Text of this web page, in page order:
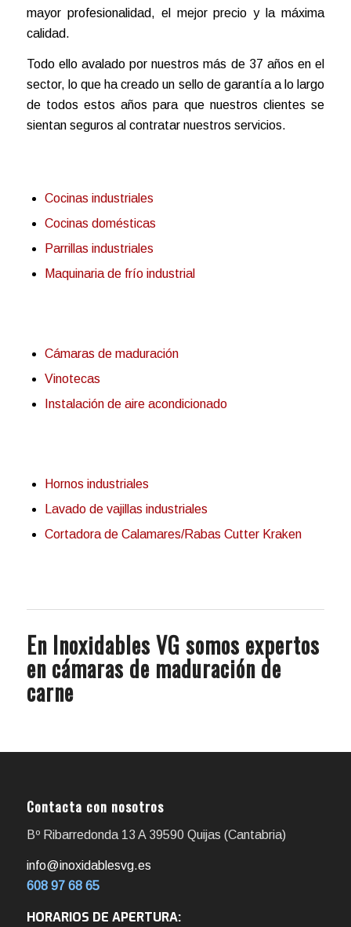
mayor profesionalidad, el mejor precio y la máxima
calidad.
Todo ello avalado por nuestros más de 37 años en el
sector, lo que ha creado un sello de garantía a lo largo
de todos estos años para que nuestros clientes se
sientan seguros al contratar nuestros servicios.
Cocinas industriales
Cocinas domésticas
Parrillas industriales
Maquinaria de frío industrial
Cámaras de maduración
Vinotecas
Instalación de aire acondicionado
Hornos industriales
Lavado de vajillas industriales
Cortadora de Calamares/Rabas Cutter Kraken
En Inoxidables VG somos expertos
en cámaras de maduración de
carne
Contacta con nosotros
Bº Ribarredonda 13 A 39590 Quijas (Cantabria)
info@inoxidablesvg.es
608 97 68 65
HORARIOS DE APERTURA: